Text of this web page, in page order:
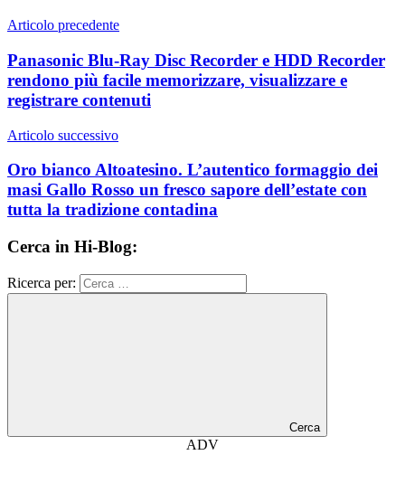
Articolo precedente
Panasonic Blu-Ray Disc Recorder e HDD Recorder
rendono più facile memorizzare, visualizzare e
registrare contenuti
Articolo successivo
Oro bianco Altoatesino. L’autentico formaggio dei
masi Gallo Rosso un fresco sapore dell’estate con
tutta la tradizione contadina
Cerca in Hi-Blog:
Ricerca per:
Cerca
ADV